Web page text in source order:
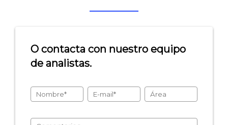
O contacta con nuestro equipo
de analistas.